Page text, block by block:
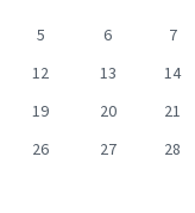
5 6 7
12 13 14
19 20 21
26 27 28